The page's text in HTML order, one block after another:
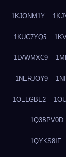
1KJONM1Y
1KUC7YQ5
1LVWMXC9
1NERJOY9
1OELGBE2
1Q3BPV0D
1QYKS8IF